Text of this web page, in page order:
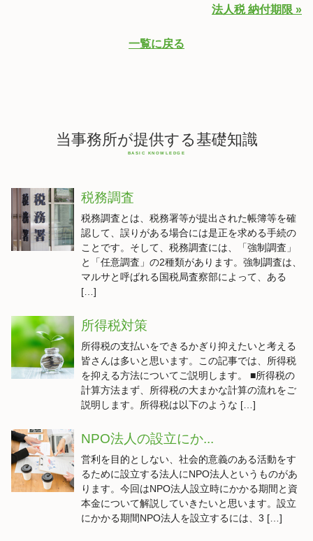
法人税 納付期限 »
一覧に戻る
当事務所が提供する基礎知識
税務調査
税務調査とは、税務署等が提出された帳簿等を確
認して、誤りがある場合には是正を求める手続の
ことです。そして、税務調査には、「強制調査」
と「任意調査」の2種類があります。強制調査は、
マルサと呼ばれる国税局査察部によって、ある
[…]
所得税対策
所得税の支払いをできるかぎり抑えたいと考える
皆さんは多いと思います。この記事では、所得税
を抑える方法についてご説明します。 ■所得税の
計算方法まず、所得税の大まかな計算の流れをご
説明します。所得税は以下のような […]
NPO法人の設立にか...
営利を目的としない、社会的意義のある活動をす
るために設立する法人にNPO法人というものがあ
ります。今回はNPO法人設立時にかかる期間と資
本金について解説していきたいと思います。設立
にかかる期間NPO法人を設立するには、3 […]